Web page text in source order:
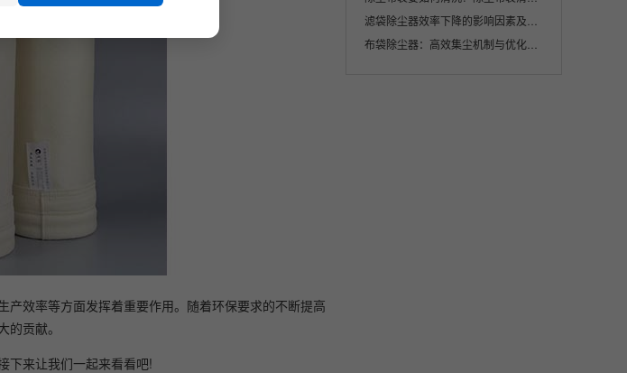
效率等方面发挥着重要作用。随着环保要求的不断提高
贡献。
下来让我们一起来看看吧!